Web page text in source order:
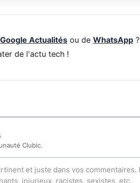
Google Actualitésou de WhatsApp?
de l'actu tech !
Clubic.